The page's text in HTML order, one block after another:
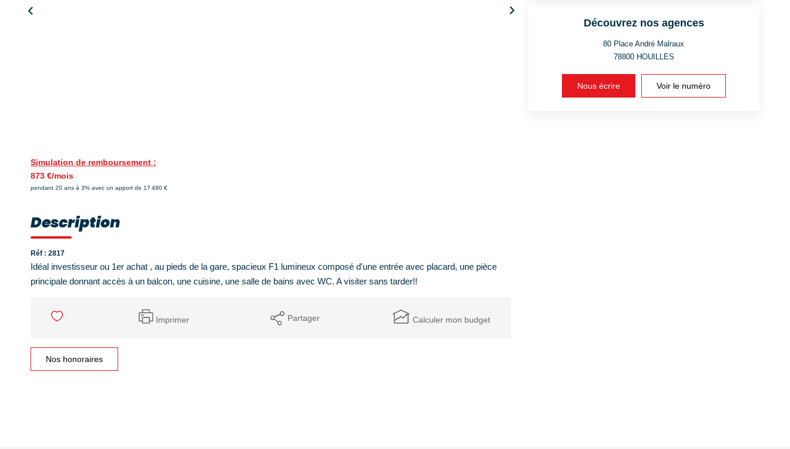
Simulation de remboursement :
873 €/mois
pendant 20 ans à 3% avec un apport de 17 490 €
Description
Réf : 2817
Idéal investisseur ou 1er achat , au pieds de la gare, spacieux F1 lumineux composé d'une entrée avec placard, une pièce
principale donnant accès à un balcon, une cuisine, une salle de bains avec WC. A visiter sans tarder!!
Imprimer Partager Calculer mon budget
Nos honoraires
Découvrez nos agences
80 Place André Malraux
78800 HOUILLES
Nous écrire Voir le numéro